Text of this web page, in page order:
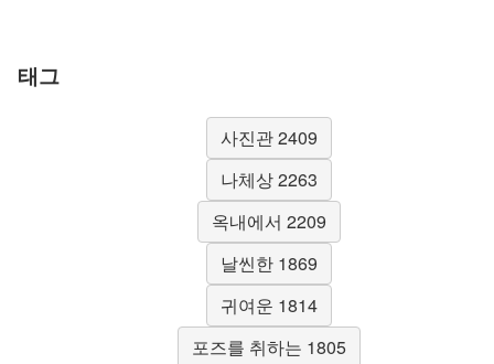
태그
사진관 2409
나체상 2263
옥내에서 2209
날씬한 1869
귀여운 1814
포즈를 취하는 1805